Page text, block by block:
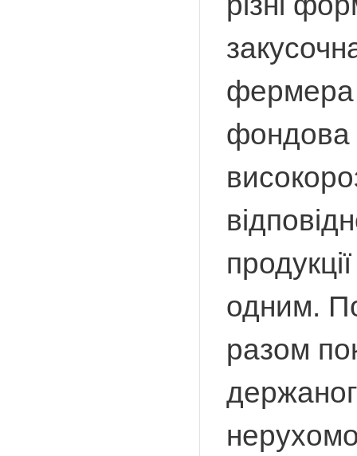
фермера
фондова
одним.
разом